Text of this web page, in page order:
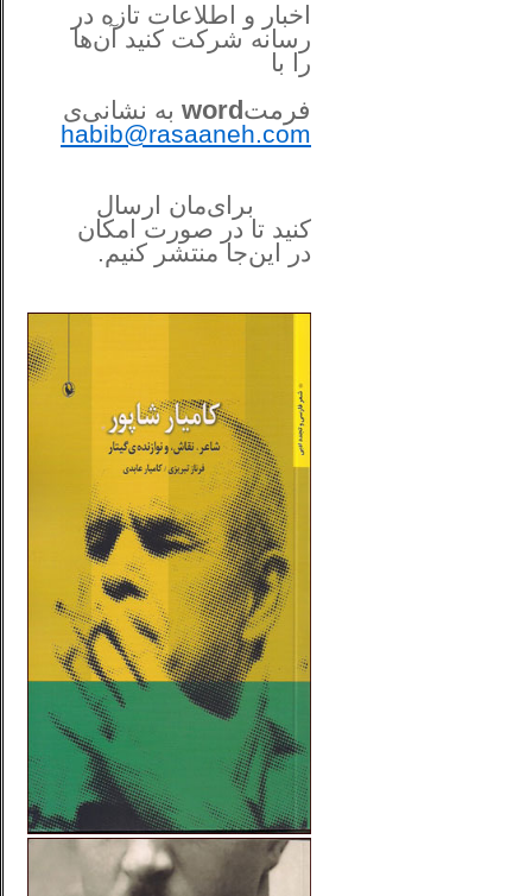
اخبار و اطلاعات تازه در
رسانه شرکت کنید آن‌ها
را با
فرمتword به نشانی‌ی
habib@rasaaneh.com
برای‌مان ارسال
کنید تا در صورت امکان
در این‌جامنتشر کنیم.